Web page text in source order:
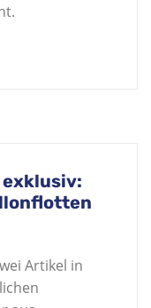
exklusiv:
Artikel in